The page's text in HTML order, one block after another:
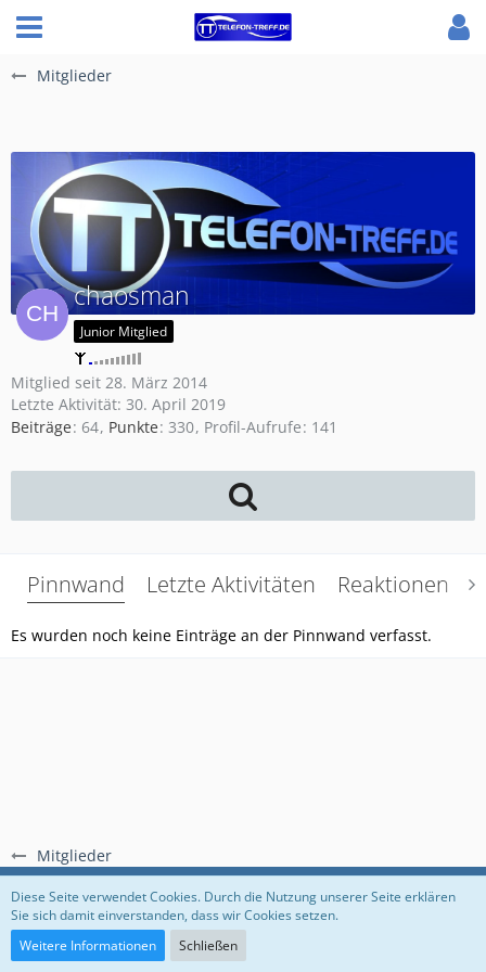
Mitglieder
Mitglieder
chaosman
Junior Mitglied
Mitglied seit 28. März 2014
Letzte Aktivität: 30. April 2019
Beiträge 64 Punkte 330 Profil-Aufrufe 141
Pinnwand Letzte Aktivitäten Reaktionen
Es wurden noch keine Einträge an der Pinnwand verfasst.
Regeln Datenschutzerklärung Impressum
Community-Software:
Diese Seite verwendet Cookies. Durch die Nutzung unserer Seite erklären
Sie sich damit einverstanden, dass wir Cookies setzen.
Weitere Informationen
Schließen